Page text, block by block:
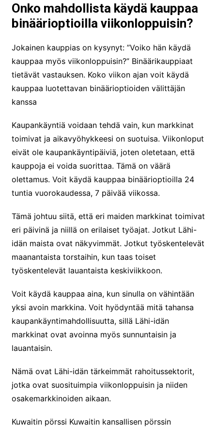
Onko mahdollista käydä kauppaa
binäärioptioilla viikonloppuisin?
Jokainen kauppias on kysynyt: ”Voiko hän käydä
kauppaa myös viikonloppuisin?” Binäärikauppiaat
tietävät vastauksen. Koko viikon ajan voit käydä
kauppaa luotettavan binäärioptioiden välittäjän
kanssa
Kaupankäyntiä voidaan tehdä vain, kun markkinat
toimivat ja aikavyöhykkeesi on suotuisa. Viikonloput
eivät ole kaupankäyntipäiviä, joten oletetaan, että
kauppoja ei voida suorittaa. Tämä on väärä
olettamus. Voit käydä kauppaa binäärioptioilla 24
tuntia vuorokaudessa, 7 päivää viikossa.
Tämä johtuu siitä, että eri maiden markkinat toimivat
eri päivinä ja niillä on erilaiset työajat. Jotkut Lähi-
idän maista ovat näkyvimmät. Jotkut työskentelevät
maanantaista torstaihin, kun taas toiset
työskentelevät lauantaista keskiviikkoon.
Voit käydä kauppaa aina, kun sinulla on vähintään
yksi avoin markkina. Voit hyödyntää mitä tahansa
kaupankäyntimahdollisuutta, sillä Lähi-idän
markkinat ovat avoinna myös sunnuntaisin ja
lauantaisin.
Nämä ovat Lähi-idän tärkeimmät rahoitussektorit,
jotka ovat suosituimpia viikonloppuisin ja niiden
osakemarkkinoiden aikaan.
Kuwaitin pörssi Kuwaitin kansallisen pörssin